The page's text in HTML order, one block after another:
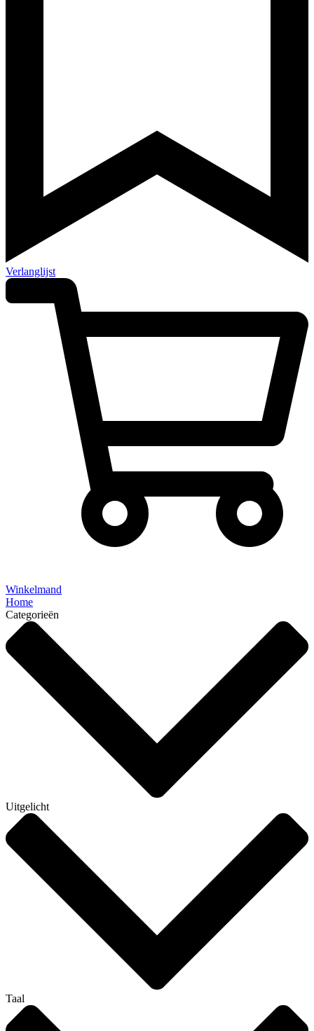
Verlanglijst
Winkelmand
Home
Categorieën
Uitgelicht
Taal